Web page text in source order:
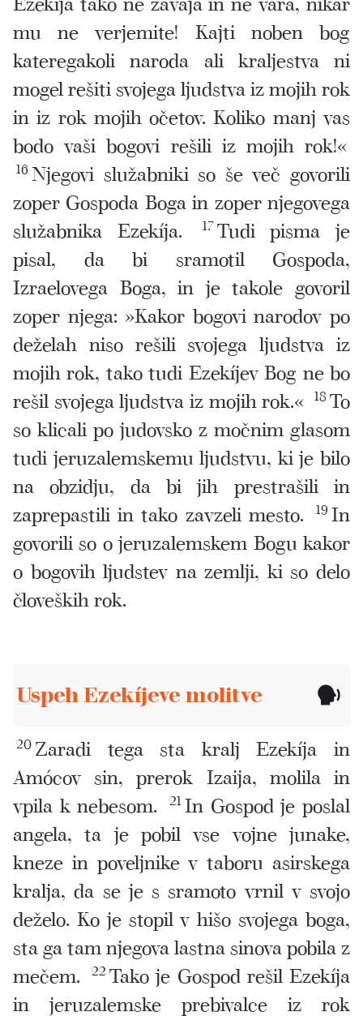
mu ne verjemite! Kajti noben bog
kateregakoli naroda ali kraljestva ni
mogel rešiti svojega ljudstva iz mojih rok
in iz rok mojih očetov. Koliko manj vas
bodo vaši bogovi rešili iz mojih rok!«
16 Njegovi služabniki so še več govorili
zoper Gospoda Boga in zoper njegovega
služabnika Ezekíja.
17Tudi pisma je
pisal, da bi sramotil Gospoda,
Izraelovega Boga, in je takole govoril
zoper njega: »Kakor bogovi narodov po
deželah niso rešili svojega ljudstva iz
mojih rok, tako tudi Ezekíjev Bog ne bo
rešil svojega ljudstva iz mojih rok.« 18 To
so klicali po judovsko z močnim glasom
tudi jeruzalemskemu ljudstvu, ki je bilo
na obzidju, da bi jih prestrašili in
zaprepastili in tako zavzeli mesto.
19 In
govorili so o jeruzalemskem Bogu kakor
o bogovih ljudstev na zemlji, ki so delo
človeških rok.
Uspeh Ezekíjeve molitve
20 Zaradi tega sta kralj Ezekíja in
Amócov sin, prerok Izaija, molila in
vpila k nebesom.
21 In Gospod je poslal
angela, ta je pobil vse vojne junake,
kneze in poveljnike v taboru asirskega
kralja, da se je s sramoto vrnil v svojo
deželo. Ko je stopil v hišo svojega boga,
sta ga tam njegova lastna sinova pobila z
mečem.
22Tako je Gospod rešil Ezekíja
in jeruzalemske prebivalce iz rok